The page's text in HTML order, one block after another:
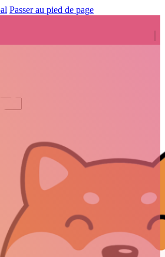
Passer au pied de page